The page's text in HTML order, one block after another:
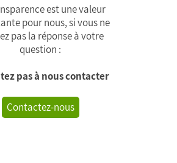
est une valeur
pour nous, si vous ne
pas la réponse à votre
question :
pas à nous contacter
Contactez-nous